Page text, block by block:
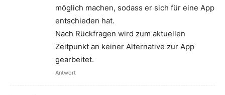
möglich machen, sodass er sich für eine App
entschieden hat.
Nach Rückfragen wird zum aktuellen
Zeitpunkt an keiner Alternative zur App
gearbeitet.
Antwort